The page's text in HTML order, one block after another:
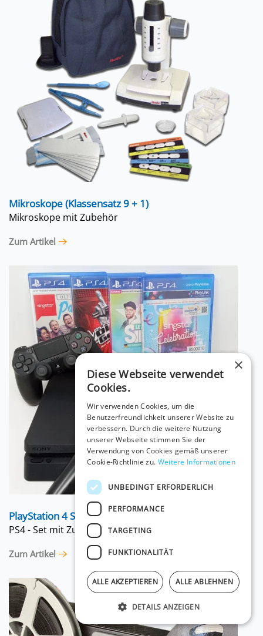
Mikroskope (Klassensatz 9 + 1)
Mikroskope mit Zubehör
Zum Artikel
PlayStation 4 Singstar
PS4 - Set mit Zubehör
Zum Artikel
×
Diese Webseite verwendet
Cookies.
Wir verwenden Cookies, um die
Benutzerfreundlichkeit unserer Website zu
verbessern. Durch die weitere Nutzung
unserer Webseite stimmen Sie der
Verwendung von Cookies gemäß unserer
Cookie-Richtlinie zu. Weitere Informationen
UNBEDINGT ERFORDERLICH
PERFORMANCE
TARGETING
FUNKTIONALITÄT
ALLE AKZEPTIEREN ALLE ABLEHNEN
DETAILS ANZEIGEN